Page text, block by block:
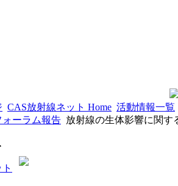
CAS放射線ネット Home 活動情報一覧
ォーラム報告 放射線の生体影響に関す